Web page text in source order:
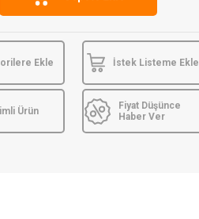
Ekle İstek Listeme Ekle
Ürün
Fiyat Düşünce
Haber Ver